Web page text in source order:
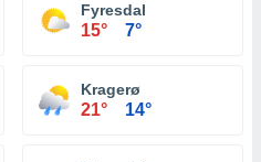
Fyresdal
15° 7°
Kragerø
21° 14°